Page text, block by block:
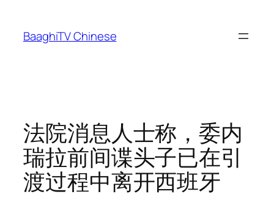
content
BaaghiTV Chinese
法院消息人士称，委内
瑞拉前间谍头子已在引
渡过程中离开西班牙